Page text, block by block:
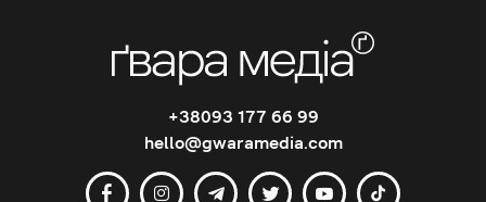
+38093 177 66 99
hello@gwaramedia.com